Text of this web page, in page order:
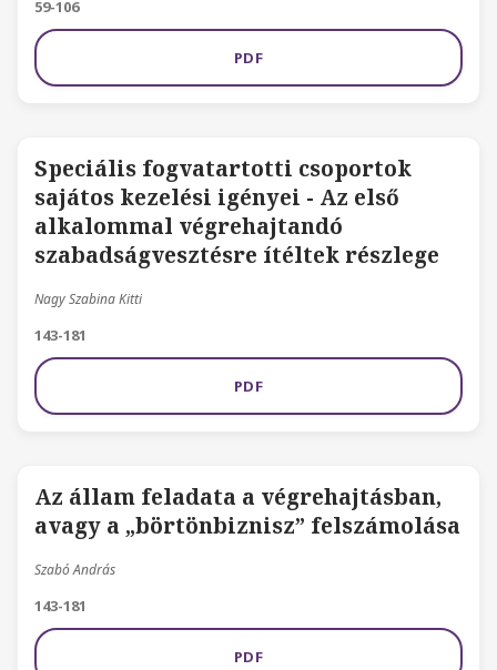
59-106
PDF
Speciális fogvatartotti csoportok
sajátos kezelési igényei - Az első
alkalommal végrehajtandó
szabadságvesztésre ítéltek részlege
Nagy Szabina Kitti
143-181
PDF
Az állam feladata a végrehajtásban,
avagy a „börtönbiznisz” felszámolása
Szabó András
143-181
PDF